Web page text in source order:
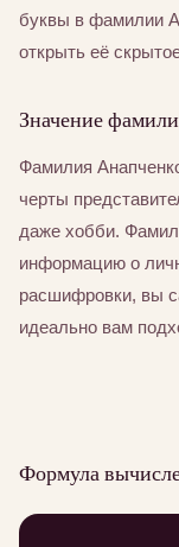
буквы в фамилии
открыть её
Значение
Фамилия
черты
даже хобби.
информацию о
расшифровки, вы
идеально вам
Формула